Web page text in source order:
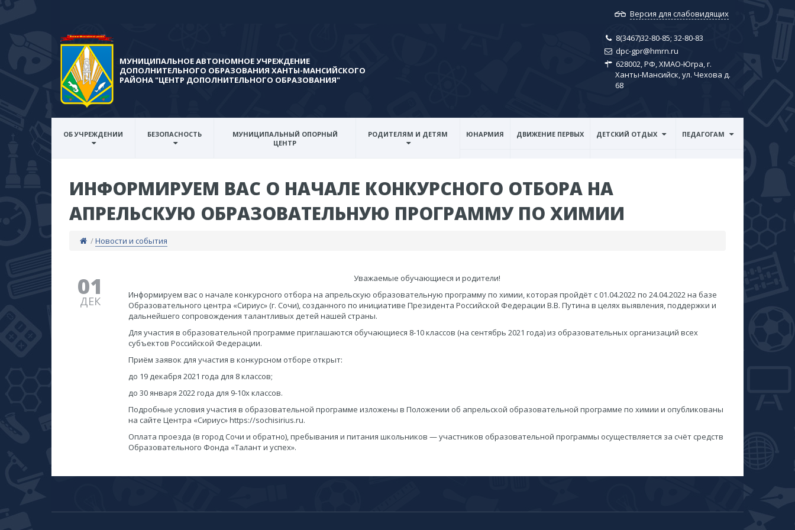
Версия для слабовидящих
МУНИЦИПАЛЬНОЕ АВТОНОМНОЕ УЧРЕЖДЕНИЕ
ДОПОЛНИТЕЛЬНОГО ОБРАЗОВАНИЯ ХАНТЫ-МАНСИЙСКОГО
РАЙОНА​ "ЦЕНТР ДОПОЛНИТЕЛЬНОГО ОБРАЗОВАНИЯ"
8(3467)32-80-85; ​32-80-83
dpc-gpr@hmrn.ru
628002, РФ, ХМАО-Югра, г.
Ханты-Мансийск, ул. Чехова д.
68
ОБ УЧРЕЖДЕНИИ БЕЗОПАСНОСТЬ
МУНИЦИПАЛЬНЫЙ ОПОРНЫЙ
ЦЕНТР
РОДИТЕЛЯМ И ДЕТЯМ ЮНАРМИЯ ДВИЖЕНИЕ ПЕРВЫХ ДЕТСКИЙ ОТДЫХ ПЕДАГОГАМ
ИНФОРМИРУЕМ ВАС О НАЧАЛЕ КОНКУРСНОГО ОТБОРА НА
АПРЕЛЬСКУЮ ОБРАЗОВАТЕЛЬНУЮ ПРОГРАММУ ПО ХИМИИ
/Новости и события
01
ДЕК
​Уважаемые обучающиеся и родители!
Информируем вас о начале конкурсного отбора на апрельскую образовательную программу по химии, которая пройдёт с 01.04.2022 по 24.04.2022 на базе
Образовательного центра «Сириус» (г. Сочи), созданного по инициативе Президента Российской Федерации В.В. Путина в целях выявления, поддержки и
дальнейшего сопровождения талантливых детей нашей страны.
Для участия в образовательной программе приглашаются обучающиеся 8-10 классов (на сентябрь 2021 года) из образовательных организаций всех
субъектов Российской Федерации.
Приём заявок для участия в конкурсном отборе открыт:
до 19 декабря 2021 года для 8 классов;
до 30 января 2022 года для 9-10х классов.
Подробные условия участия в образовательной программе изложены в Положении об апрельской образовательной программе по химии и опубликованы
на сайте Центра «Сириус» https://sochisirius.ru.
Оплата проезда (в город Сочи и обратно), пребывания и питания школьников — участников образовательной программы осуществляется за счёт средств
Образовательного Фонда «Талант и успех».